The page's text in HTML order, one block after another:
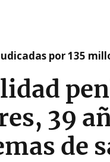
por 135
39
de